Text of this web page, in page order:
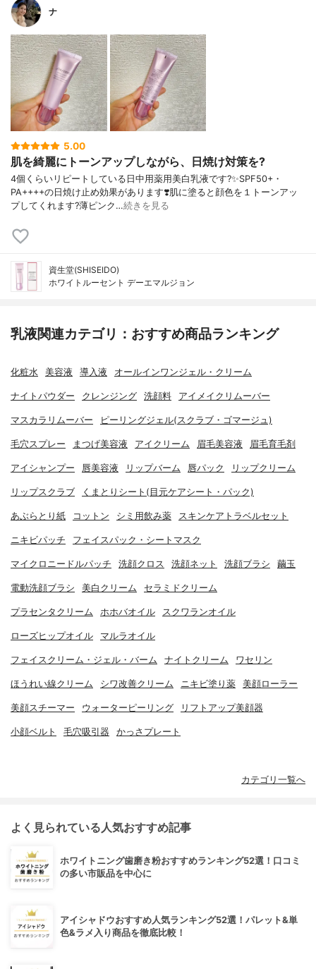
ナ
5.00
肌を綺麗にトーンアップしながら、日焼け対策を?
4個くらいリピートしている日中用薬用美白乳液です?✨SPF50+・
PA++++の日焼け止め効果があります❣️肌に塗ると顔色を１トーンアッ
プしてくれます?薄ピンク…続きを見る
資生堂(SHISEIDO)
ホワイトルーセント デーエマルジョン
乳液関連カテゴリ：おすすめ商品ランキング
化粧水 美容液 導入液 オールインワンジェル・クリーム
ナイトパウダー クレンジング 洗顔料 アイメイクリムーバー
マスカラリムーバー ピーリングジェル(スクラブ・ゴマージュ)
毛穴スプレー まつげ美容液 アイクリーム 眉毛美容液 眉毛育毛剤
アイシャンプー 唇美容液 リップバーム 唇パック リップクリーム
リップスクラブ くまとりシート(目元ケアシート・パック)
あぶらとり紙 コットン シミ用飲み薬 スキンケアトラベルセット
ニキビパッチ フェイスパック・シートマスク
マイクロニードルパッチ 洗顔クロス 洗顔ネット 洗顔ブラシ 繭玉
電動洗顔ブラシ 美白クリーム セラミドクリーム
プラセンタクリーム ホホバオイル スクワランオイル
ローズヒップオイル マルラオイル
フェイスクリーム・ジェル・バーム ナイトクリーム ワセリン
ほうれい線クリーム シワ改善クリーム ニキビ塗り薬 美顔ローラー
美顔スチーマー ウォーターピーリング リフトアップ美顔器
小顔ベルト 毛穴吸引器 かっさプレート
カテゴリ一覧へ
よく見られている人気おすすめ記事
ホワイトニング歯磨き粉おすすめランキング52選！口コミ
の多い市販品を中心に
アイシャドウおすすめ人気ランキング52選！パレット&単
色&ラメ入り商品を徹底比較！